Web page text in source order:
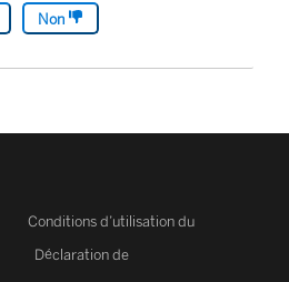
Non
Conditions d’utilisation du
Déclaration de